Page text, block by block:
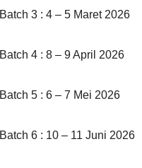
Batch 3 : 4 – 5 Maret 2026
Batch 4 : 8 – 9 April 2026
Batch 5 : 6 – 7 Mei 2026
Batch 6 : 10 – 11 Juni 2026